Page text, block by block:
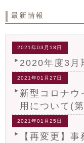
最新情報
2021年03月18日
2020年度3月
2021年01月27日
新型コロナ
用について(
2021年01月25日
【再変更】